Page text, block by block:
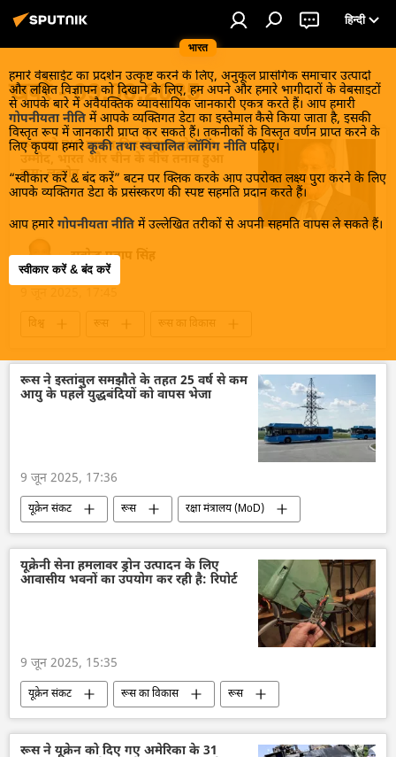
भारत
हिन्दी
हमारे वेबसाईट का प्रदर्शन उत्कृष्ट करने के लिए, अनुकूल प्रासंगिक समाचार उत्पादों
और लक्षित विज्ञापन को दिखाने के लिए, हम अपने और हमारे भागीदारों के वेबसाइटों
से आपके बारे में अवैयक्तिक व्यावसायिक जानकारी एकत्र करते हैं। आप हमारी
गोपनीयता नीति में आपके व्यक्तिगत डेटा का इस्तेमाल कैसे किया जाता है, इसकी
विस्तृत रूप में जानकारी प्राप्त कर सकते हैं। तकनीकों के विस्तृत वर्णन प्राप्त करने के
लिए कृपया हमारे कूकी तथा स्वचालित लॉगिंग नीति पढ़िए।
“स्वीकार करें & बंद करें” बटन पर क्लिक करके आप उपरोक्त लक्ष्य पुरा करने के लिए
आपके व्यक्तिगत डेटा के प्रसंस्करण की स्पष्ट सहमति प्रदान करते हैं।
आप हमारे गोपनीयता नीति में उल्लेखित तरीकों से अपनी सहमति वापस ले सकते हैं।
स्वीकार करें & बंद करें
खबरें - 09.06.2025
रूस को RIC प्रारूप फिर से शुरू होने की
उम्मीद, भारत और चीन के बीच तनाव हुआ
कम: लवरोव
सत्येन्द्र प्रताप सिंह
विश्व रूस
रूस का विकास
भारत का विदेश मंत्रालय (MEA)
त्रिकोण रूस-भारत-चीन (RIC)
रूस ने इस्तांबुल समझौते के तहत 25 वर्ष से कम
आयु के पहले युद्धबंदियों को वापस भेजा
9 जून 2025, 17:36
यूक्रेन संकट रूस
रक्षा मंत्रालय (MoD)
राष्ट्रीय सुरक्षा
विशेष सैन्य अभियान
यूक्रेन
यूक्रेन सशस्त्र बल
यूक्रेनी सेना हमलावर ड्रोन उत्पादन के लिए
आवासीय भवनों का उपयोग कर रही है: रिपोर्ट
9 जून 2025, 15:35
यूक्रेन संकट रूस का विकास
रूस
मास्को
यूक्रेन की सुरक्षा सेवा (SBU)
यूक्रेन
यूक्रेन सशस्त्र बल
यूक्रेन का जवाबी हमला
रूस ने यूक्रेन को दिए गए अमेरिका के 31